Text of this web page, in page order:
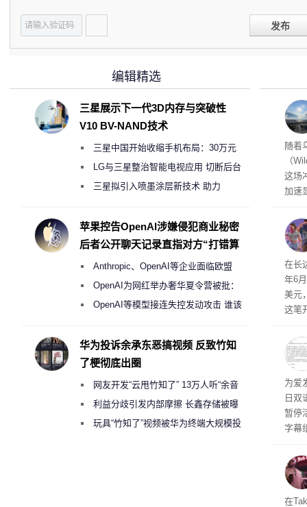
发布
经
随着
（
这场
加速
物
毁，
评
米，
上。
依
在长
年6
美元
这笔
称
器、
事
行官
容体
为爱
日双
暂停
字幕
流
在
编辑精选
三星展示下一代3D内存与突破性
V10 BV-NAND技术
三星中国开始收缩手机布局：30万元
月销售额不达标门店 将被逐步清退
LG与三星整治智能电视应用 切断后台
偷偷共享带宽的违规行为
三星拟引入喷墨涂层新技术 助力
度
苹果控告OpenAI涉嫌侵犯商业秘密
后者公开聊天记录直指对方“打错算
Anthropic、OpenAI等企业面临欧盟
《人工智能法案》全新执法权限审查
OpenAI为网红举办奢华夏令营被批：
2000美元一晚 遭讽“反乌托邦”
OpenAI等模型接连失控发动攻击 谁该
华为投诉余承东恶搞视频 反致竹知
了梗彻底出圈
网友开发“云甩竹知了” 13万人听“余音
绕梁”利益分歧引发内部摩擦 长鑫存储被曝
曾将华为驻场工程师驱逐出研发基地
玩具“竹知了”视频被华为终端大规模投